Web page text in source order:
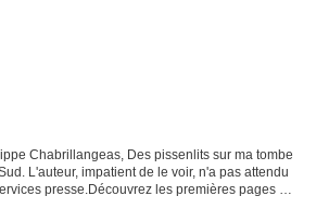
Chabrillangeas, Des pissenlits sur ma tombe
L'auteur, impatient de le voir, n'a pas attendu
presse.Découvrez les premières pages en